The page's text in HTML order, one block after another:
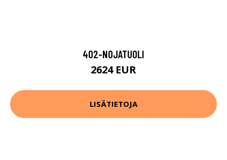
402-NOJATUOLI
2624 EUR
LISÄTIETOJA